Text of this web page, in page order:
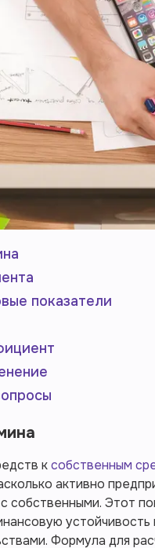
показатели
ксобственным
активно
собственными. Этот
Формула для